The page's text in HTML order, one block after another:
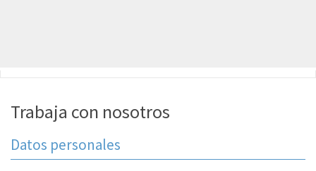
Trabaja con nosotros
Datos personales